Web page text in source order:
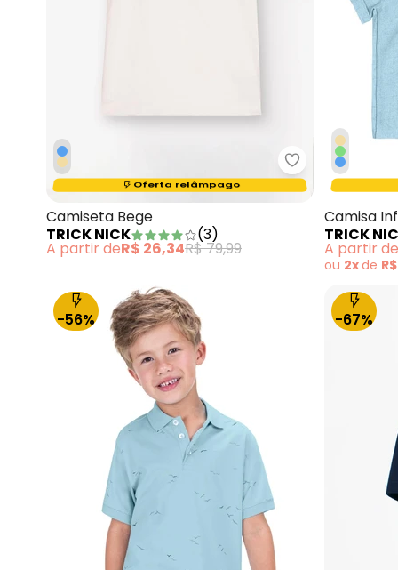
Trick Nick -
Oferta relâmpago
Termina em:15:42:47
Camiseta Bege
TRICK NICK
(3)
A partir deR$ 26,34R$ 79,99
Camisa
TRICK
A partir de
ou 2xde
-56% -67%